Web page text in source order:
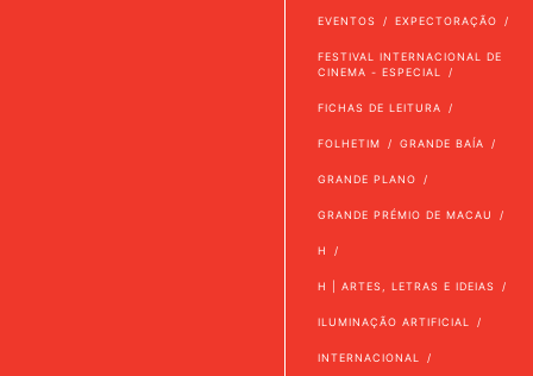
EVENTOS EXPECTORAÇÃO
FESTIVAL INTERNACIONAL DE
CINEMA - ESPECIAL
FICHAS DE LEITURA
FOLHETIM GRANDE BAÍA
GRANDE PLANO
GRANDE PRÉMIO DE MACAU
H
H | ARTES, LETRAS E IDEIAS
ILUMINAÇÃO ARTIFICIAL
INTERNACIONAL